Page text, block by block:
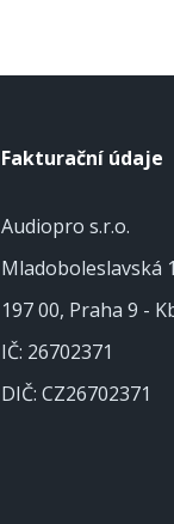
Fakturační údaje
Audiopro s.r.o.
Mladoboleslavská
197 00, Praha 9 -
IČ: 26702371
DIČ: CZ26702371